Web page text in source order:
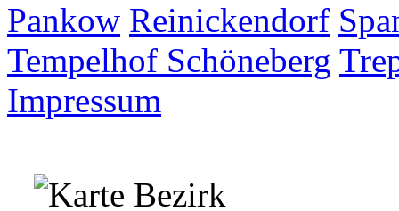
Pankow Reinickendorf
Tempelhof Schöneberg
Impressum